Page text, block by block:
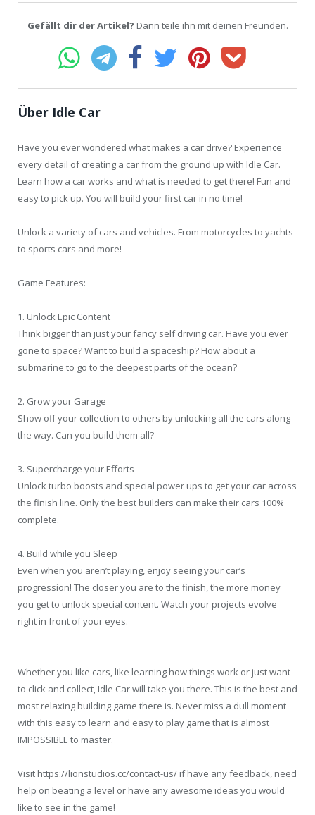
Gefällt dir der Artikel? Dann teile ihn mit deinen Freunden.
Über Idle Car
Have you ever wondered what makes a car drive? Experience
every detail of creating a car from the ground up with Idle Car.
Learn how a car works and what is needed to get there! Fun and
easy to pick up. You will build your first car in no time!
Unlock a variety of cars and vehicles. From motorcycles to yachts
to sports cars and more!
Game Features:
1. Unlock Epic Content
Think bigger than just your fancy self driving car. Have you ever
gone to space? Want to build a spaceship? How about a
submarine to go to the deepest parts of the ocean?
2. Grow your Garage
Show off your collection to others by unlocking all the cars along
the way. Can you build them all?
3. Supercharge your Efforts
Unlock turbo boosts and special power ups to get your car across
the finish line. Only the best builders can make their cars 100%
complete.
4. Build while you Sleep
Even when you aren’t playing, enjoy seeing your car’s
progression! The closer you are to the finish, the more money
you get to unlock special content. Watch your projects evolve
right in front of your eyes.
Whether you like cars, like learning how things work or just want
to click and collect, Idle Car will take you there. This is the best and
most relaxing building game there is. Never miss a dull moment
with this easy to learn and easy to play game that is almost
IMPOSSIBLE to master.
Visit https://lionstudios.cc/contact-us/ if have any feedback, need
help on beating a level or have any awesome ideas you would
like to see in the game!